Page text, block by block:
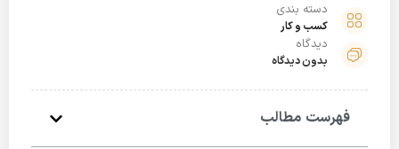
دسته بندی
کسب و کار
دیدگاه
بدون دیدگاه
فهرست مطالب